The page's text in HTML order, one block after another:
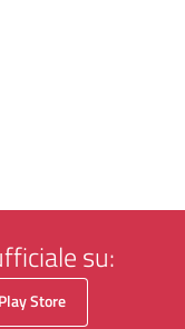
su:
Play Store